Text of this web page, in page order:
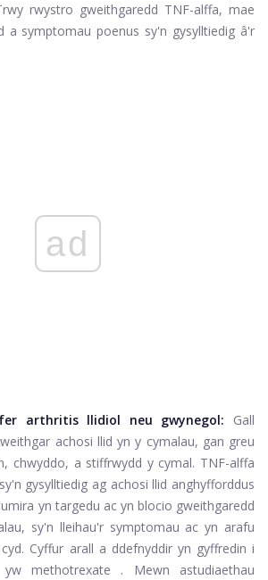
rwystro gweithgaredd TNF-alffa, mae
a symptomau poenus sy'n gysylltiedig â'r
ad
arthritis llidiol neu gwynegol:
Gall
achosi llid yn y cymalau, gan greu
chwyddo, a stiffrwydd y cymal. TNF-alffa
gysylltiedig ag achosi llid anghyfforddus
yn targedu ac yn blocio gweithgaredd
sy'n lleihau'r symptomau ac yn arafu
Cyffur arall a ddefnyddir yn gyffredin i
methotrexate
. Mewn astudiaethau